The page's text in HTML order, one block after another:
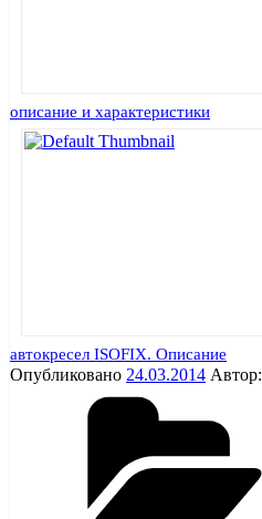
описание и характеристики
автокресел ISOFIX. Описание
Опубликовано 24.03.2014 Автор: